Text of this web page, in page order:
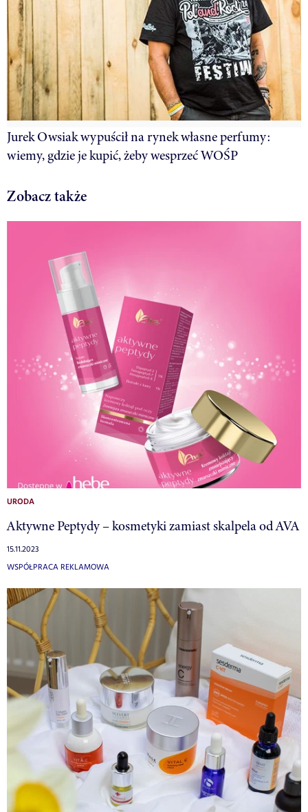
Jurek Owsiak wypuścił na rynek własne perfumy:
wiemy, gdzie je kupić, żeby wesprzeć WOŚP
Zobacz także
URODA
Aktywne Peptydy – kosmetyki zamiast skalpela od AVA
15.11.2023
WSPÓŁPRACA REKLAMOWA